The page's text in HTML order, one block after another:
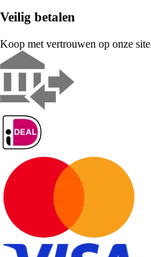
Veilig betalen
Koop met vertrouwen op onze site